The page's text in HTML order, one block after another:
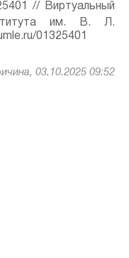
// Виртуальный
им. В. Л.
01325401
03.10.2025 09:52